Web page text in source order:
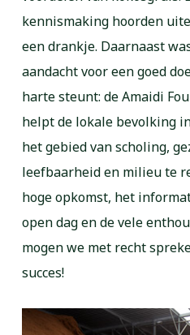
kennismaking hoorden
een drankje. Daarnaast
aandacht voor een goed
harte steunt: de Amaidi
helpt de lokale bevolking
het gebied van scholing,
leefbaarheid en milieu te
hoge opkomst, het
open dag en de vele
mogen we met recht
succes!